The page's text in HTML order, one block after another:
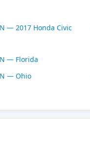
— 2017 Honda Civic
— Florida
— Ohio